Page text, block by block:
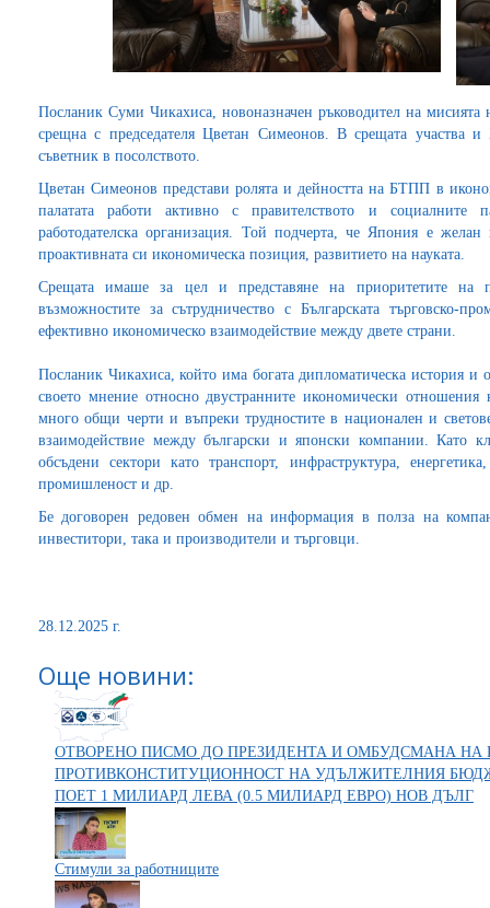
Посланик Суми Чикахиса, новоназначен ръководител на
срещна с председателя Цветан Симеонов. В срещата участва
съветник в посолството.
Цветан Симеонов представи ролята и дейността на БТПП в
палатата работи активно с правителството и социалните
работодателска организация. Той подчерта, че Япония е
проактивната си икономическа позиция, развитието на науката.
Срещата имаше за цел и представяне на приоритетите на
възможностите за сътрудничество с Българската търговско-
ефективно икономическо взаимодействие между двете страни.
Посланик Чикахиса, който има богата дипломатическа история
своето мнение относно двустранните икономически отношения
много общи черти и въпреки трудностите в национален и
взаимодействие между български и японски компании. Като
обсъдени сектори като транспорт, инфраструктура,
промишленост и др.
Бе договорен редовен обмен на информация в полза на
инвеститори, така и производители и търговци.
28.12.2025 г.
Още новини:
ОТВОРЕНО ПИСМО ДО ПРЕЗИДЕНТА И ОМБУДСМАНА НА
ПРОТИВКОНСТИТУЦИОННОСТ НА УДЪЛЖИТЕЛНИЯ
ПОЕТ 1 МИЛИАРД ЛЕВА (0.5 МИЛИАРД ЕВРО) НОВ ДЪЛГ
Стимули за работниците